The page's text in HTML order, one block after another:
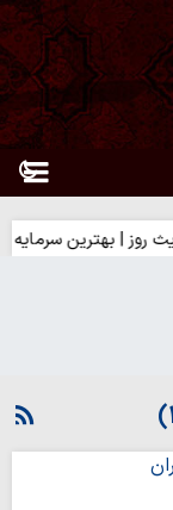
سرمایه انسان